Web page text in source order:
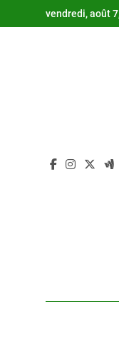
to
vendredi, août